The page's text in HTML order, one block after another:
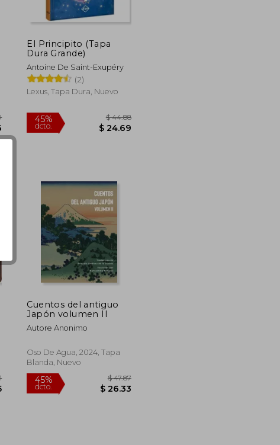
$ 50.60
$ 30.36
El Principito (Tapa
Dura Grande)
Antoine De Saint-Exupéry
(2)
Lexus, Tapa Dura, Nuevo
45%
dcto.
Cuentos del antiguo
Japón volumen II
Autore Anonimo
Oso De Agua, 2024, Tapa
Blanda, Nuevo